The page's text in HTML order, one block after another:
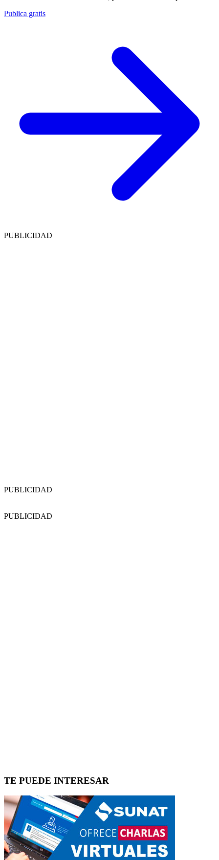
Publica gratis
PUBLICIDAD
PUBLICIDAD
PUBLICIDAD
TE PUEDE INTERESAR